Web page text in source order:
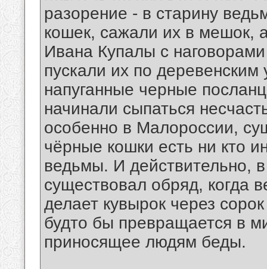
разорение - в старину
кошек, сажали их в мешок,
Ивана Купалы с
пускали их по
напуганные черные
начинали сыпаться
особенно в Малороссии,
чёрные кошки есть ни кто
ведьмы. И действительно,
существовал обряд, когда
делает кувырок через
будто бы превращается в
приносящее людям беды.